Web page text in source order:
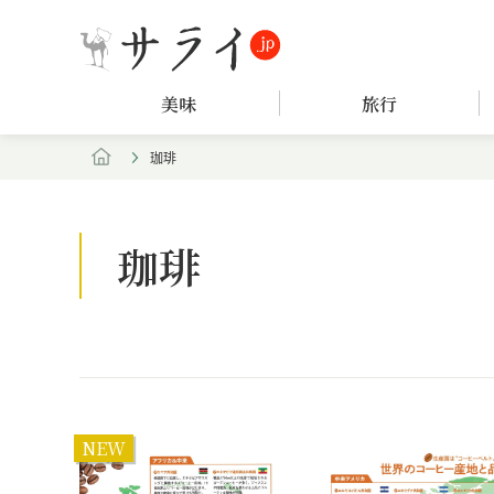
美味 旅行
珈琲
珈琲
NEW